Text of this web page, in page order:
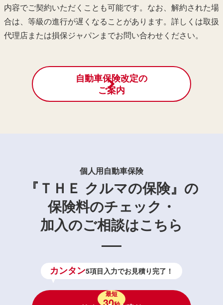
内容でご契約いただくことも可能です。 なお、解約された場
合は、等級の進行が遅くなることがあります。 詳しくは取扱
代理店または損保ジャパンまでお問い合わせください。
自動車保険改定の
ご案内
個人用自動車保険
『ＴＨＥ クルマの保険』の
保険料のチェック・
加入のご相談はこちら
カンタン5項目入力でお見積り完了！
最短